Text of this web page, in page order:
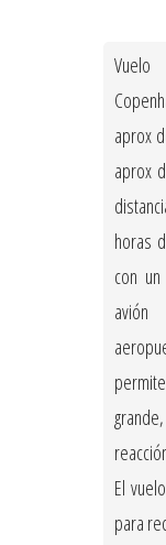
aprox
aprox
horas
con
El
para